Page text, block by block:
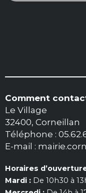
Comment
Le Village
32400, Corneillan
Téléphone :
E-mail :
Horaires
Mardi : De 10h30 à